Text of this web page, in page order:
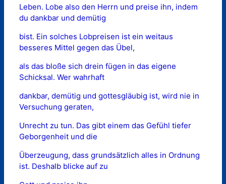
Leben. Lobe also den Herrn und preise ihn, indem
du dankbar und demütig
bist. Ein solches Lobpreisen ist ein weitaus
besseres Mittel gegen das Übel,
als das bloße sich drein fügen in das eigene
Schicksal. Wer wahrhaft
dankbar, demütig und gottesgläubig ist, wird nie in
Versuchung geraten,
Unrecht zu tun. Das gibt einem das Gefühl tiefer
Geborgenheit und die
Überzeugung, dass grundsätzlich alles in Ordnung
ist. Deshalb blicke auf zu